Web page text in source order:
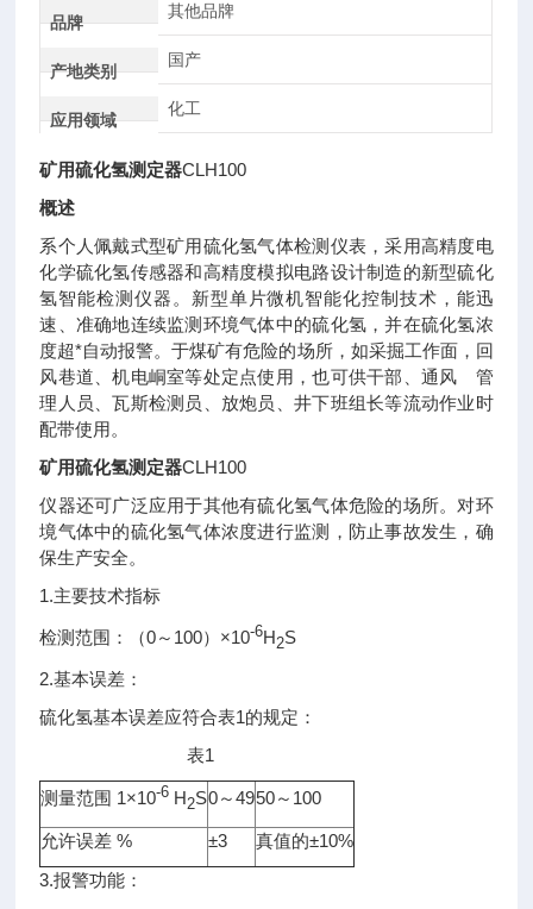
品牌
其他品牌
产地类别
国产
应用领域
化工
矿用硫化氢测定器CLH100
概述
系个人佩戴式型矿用硫化氢气体检测仪表，采用高精度电
化学硫化氢传感器和高精度模拟电路设计制造的新型硫化
氢智能检测仪器。新型单片微机智能化控制技术，能迅
速、准确地连续监测环境气体中的硫化氢，并在硫化氢浓
度超*自动报警。于煤矿有危险的场所，如采掘工作面，回
风巷道、机电峒室等处定点使用，也可供干部、通风 管
理人员、瓦斯检测员、放炮员、井下班组长等流动作业时
配带使用。
矿用硫化氢测定器CLH100
仪器还可广泛应用于其他有硫化氢气体危险的场所。对环
境气体中的硫化氢气体浓度进行监测，防止事故发生，确
保生产安全。
1.主要技术指标
检测范围：（0～100）×10-6H2S
2.基本误差：
硫化氢基本误差应符合表1的规定：
表1
测量范围 1×10-6 H2S0～4950～100
允许误差 % ±3
真值的±10%
3.报警功能：